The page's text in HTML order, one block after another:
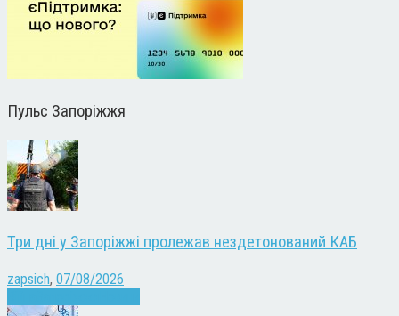
Пульс Запоріжжя
Три дні у Запоріжжі пролежав нездетонований КАБ
zapsich, 07/08/2026